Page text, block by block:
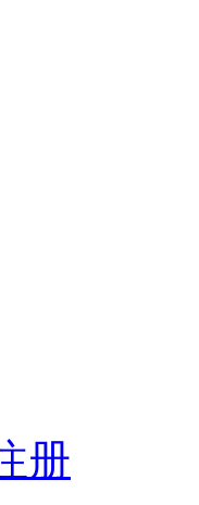
册